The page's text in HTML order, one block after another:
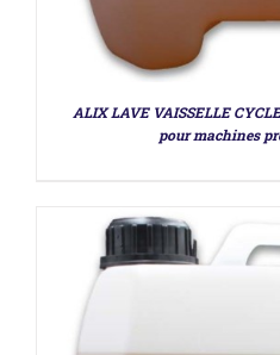
ALIX LAVE VAISSELLE
pour machines